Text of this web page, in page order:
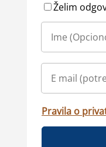
Želim
Pravila o